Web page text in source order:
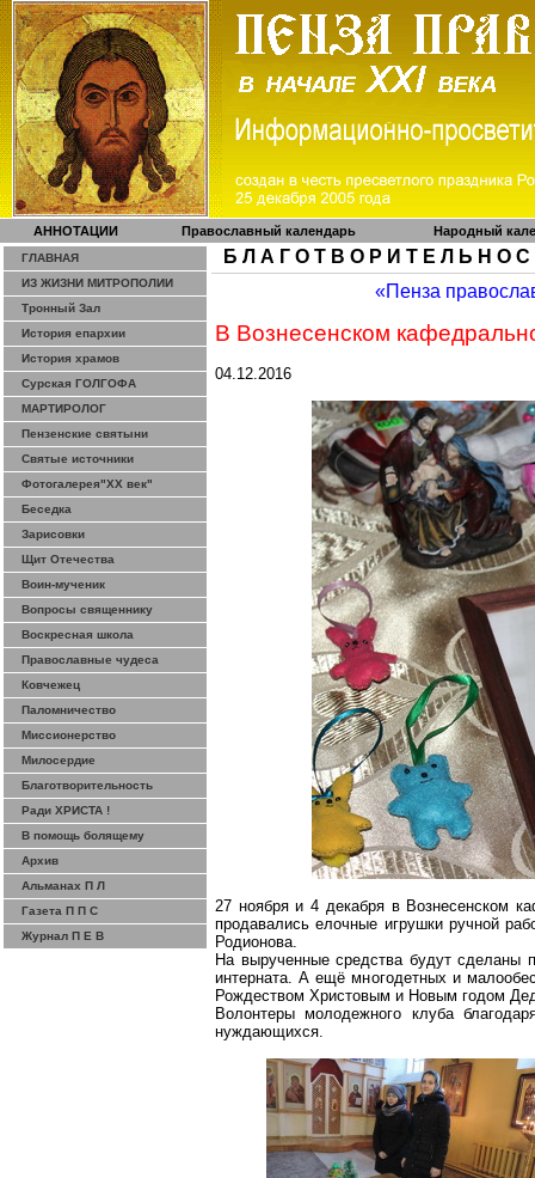
АННОТАЦИИ Православный календарь Народный
ГЛАВНАЯ
ИЗ ЖИЗНИ МИТРОПОЛИИ
Тронный Зал
История епархии
История храмов
Сурская ГОЛГОФА
МАРТИРОЛОГ
Пензенские святыни
Святые источники
Фотогалерея"ХХ век"
Беседка
Зарисовки
Щит Отечества
Воин-мученик
Вопросы священнику
Воскресная школа
Православные чудеса
Ковчежец
Паломничество
Миссионерство
Милосердие
Благотворительность
Ради ХРИСТА !
В помощь болящему
Архив
Альманах П Л
Газета П П С
Журнал П Е В
Б Л А Г О Т В О Р И Т Е Л Ь Н О С
«Пенза
В Вознесенском
04.12.2016
27 ноября и 4 декабря в Вознесенском
продавались елочные игрушки ручной
Родионова.
На вырученные средства будут сделаны
интерната. А ещё многодетных и
Рождеством Христовым и Новым годом
Волонтеры молодежного клуба
нуждающихся.